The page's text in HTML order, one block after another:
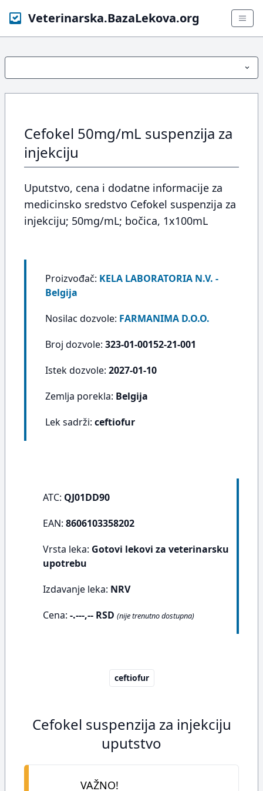
Veterinarska.BazaLekova.org
Cefokel 50mg/mL suspenzija za
injekciju
Uputstvo, cena i dodatne informacije za
medicinsko sredstvo Cefokel suspenzija za
injekciju; 50mg/mL; bočica, 1x100mL
Proizvođač: KELA LABORATORIA N.V. -
Belgija
Nosilac dozvole: FARMANIMA D.O.O.
Broj dozvole: 323-01-00152-21-001
Istek dozvole: 2027-01-10
Zemlja porekla: Belgija
Lek sadrži: ceftiofur
ATC: QJ01DD90
EAN: 8606103358202
Vrsta leka: Gotovi lekovi za veterinarsku
upotrebu
Izdavanje leka: NRV
Cena: -.---,-- RSD (nije trenutno dostupna)
ceftiofur
Cefokel suspenzija za injekciju
uputstvo
VAŽNO!